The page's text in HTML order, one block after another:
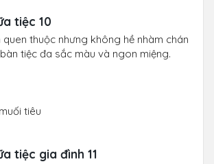
tiệc 10
thuộc nhưng không hề nhàm chán
tiệc đa sắc màu và ngon miệng.
tiêu
tiệc gia đình 11